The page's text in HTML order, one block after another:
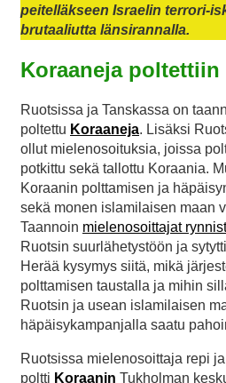
peitelläkseen Israelin terrori-
brutaaliutta länsirannalla.
Koraaneja poltettiin
Ruotsissa ja Tanskassa on
poltettu Koraaneja. Lisäksi
ollut mielenosoituksia, joissa
potkittu sekä tallottu Koraania.
Koraanin polttamisen ja
sekä monen islamilaisen maan
Taannoin mielenosoittajat
Ruotsin suurlähetystöön ja
Herää kysymys siitä, mikä
polttamisen taustalla ja mihin
Ruotsin ja usean islamilaisen
häpäisykampanjalla saatu
Ruotsissa mielenosoittaja repi ja
poltti Koraanin Tukholman